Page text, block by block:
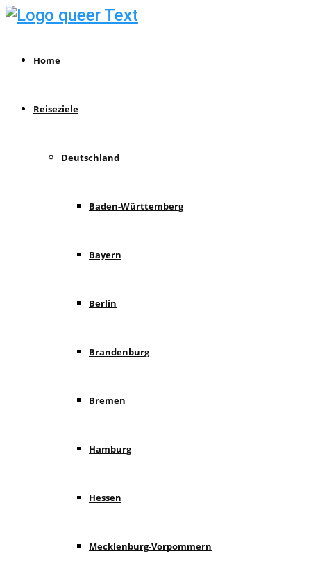
Home
Reiseziele
Deutschland
Baden-Württemberg
Bayern
Berlin
Brandenburg
Bremen
Hamburg
Hessen
Mecklenburg-Vorpommern